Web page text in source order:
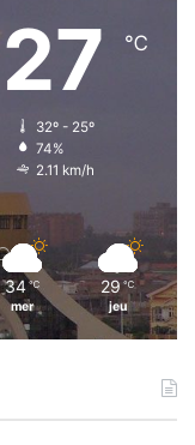
27 ℃
32º - 25º
74%
2.11 km/h
34 ℃
mer
29 ℃
jeu